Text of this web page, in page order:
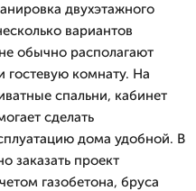
двухэтажного
вариантов
обычно располагают
гостевую комнату. На
спальни, кабинет
сделать
дома удобной. В
заказать проект
газобетона, бруса